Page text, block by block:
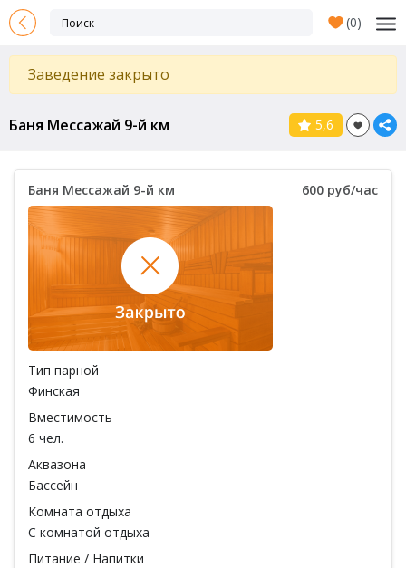
(0)
Заведение закрыто
Баня Мессажай 9-й км 5,6
Баня Мессажай 9-й км 600 руб/час
Тип парной
Финская
Вместимость
6 чел.
Аквазона
Бассейн
Комната отдыха
С комнатой отдыха
Питание / Напитки